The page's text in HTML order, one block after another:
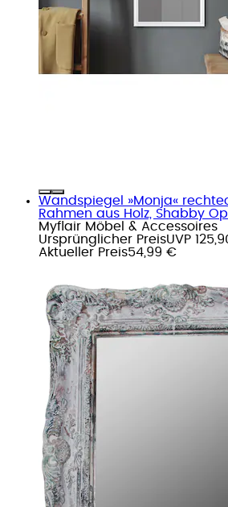
Wandspiegel »Monja«
Rahmen aus Holz, Shabby
Myflair Möbel & Accessoires
Ursprünglicher PreisUVP
Aktueller Preis54,99 €